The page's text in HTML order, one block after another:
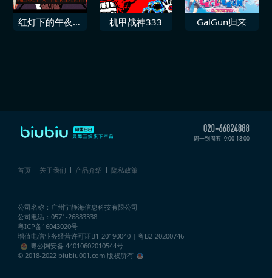
红灯下的午夜一
机甲战神333 GalGun归来
周一到周五 9:00-18:00
首页 关于我们 产品介绍 隐私政策
公司名称：广州宁静海信息科技有限公司
公司电话：0571-26883338
粤ICP备16043020号
增值电信业务经营许可证B1-20190040 | 粤B2-20200746
粤公网安备 44010602010544号
© 2018-2022 biubiu001.com 版权所有